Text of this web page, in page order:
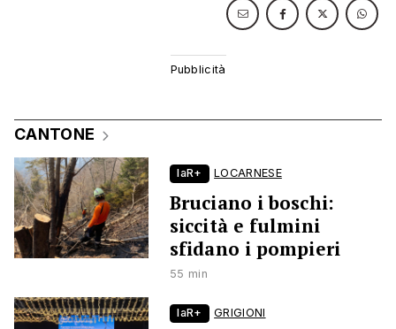
CANTONE
laR+ LOCARNESE
Bruciano i boschi:
siccità e fulmini
sfidano i pompieri
55 min
laR+ GRIGIONI